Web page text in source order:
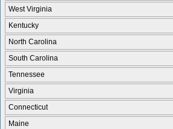
West Virginia
Kentucky
North Carolina
South Carolina
Tennessee
Virginia
Connecticut
Maine